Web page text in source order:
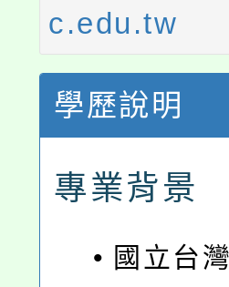
c.edu.tw
學歷說明
專業背景
• 國立台